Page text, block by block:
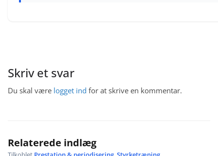
Skriv et svar
Du skal være logget ind for at skrive en kommentar.
Relaterede indlæg